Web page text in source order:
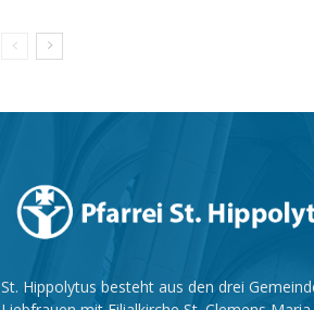
St. Hippolytus besteht aus den drei